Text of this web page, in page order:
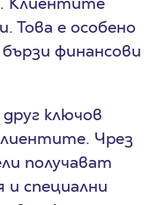
Това е особено
финансови
ключов
Чрез
получават
и специални